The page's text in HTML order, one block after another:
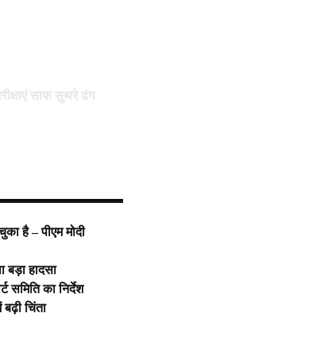
साफ सुथरे ढंग
है – पीएम मोदी
हादसा
समिति का निर्देश
चिंता